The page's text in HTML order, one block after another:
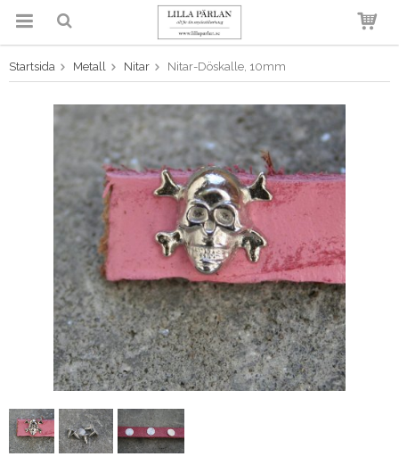
Produkten har blivit tillagd i
varukorgen
Startsida Metall Nitar Nitar-Döskalle, 10mm